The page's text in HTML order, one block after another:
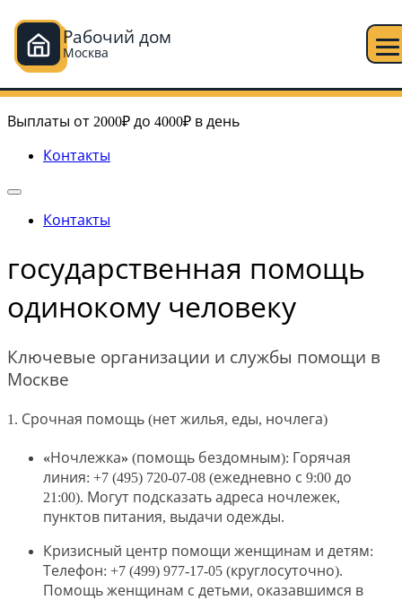
Рабочий дом
Москва
Перейти
содержимому
Рабочий дом в Москве
Выплаты от 2000₽ до 4000₽ в день
Контакты
Контакты
государственная помощь
одинокому человеку
Ключевые организации и службы помощи в
Москве
1. Срочная помощь (нет жилья, еды, ночлега)
«Ночлежка» (помощь бездомным): Горячая
линия: +7 (495) 720-07-08 (ежедневно с 9:00 до
21:00). Могут подсказать адреса ночлежек,
пунктов питания, выдачи одежды.
Кризисный центр помощи женщинам и детям:
Телефон: +7 (499) 977-17-05 (круглосуточно).
Помощь женщинам с детьми, оказавшимся в